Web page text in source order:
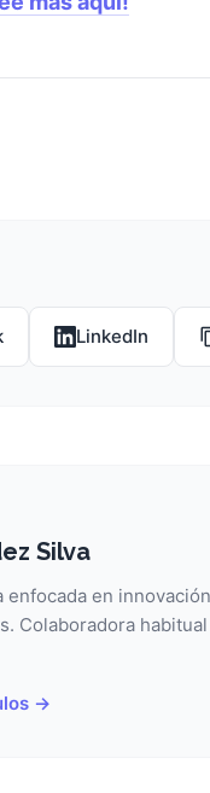
LinkedIn
Silva
enfocada en
Colaboradora
→